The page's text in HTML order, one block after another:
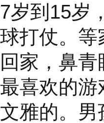
岁到15岁
打仗。等
家，鼻
最喜欢的
雅的。